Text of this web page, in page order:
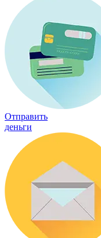
Отправить
деньги